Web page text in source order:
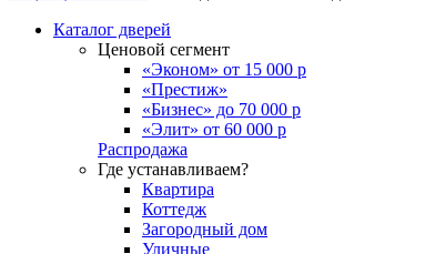
Каталог дверей
Ценовой сегмент
«Эконом» от 15 000 р
«Престиж»
«Бизнес» до 70 000 р
«Элит» от 60 000 р
Распродажа
Где устанавливаем?
Квартира
Коттедж
Загородный дом
Уличные